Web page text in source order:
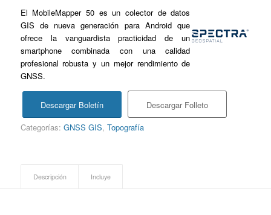
El MobileMapper 50 es un colector de datos
GIS de nueva generación para Android que
ofrece la vanguardista practicidad de un
smartphone combinada con una calidad
profesional robusta y un mejor rendimiento de
GNSS.
Descargar Boletín
Descargar Folleto
Categorías: GNSS GIS, Topografía
Descripción Incluye